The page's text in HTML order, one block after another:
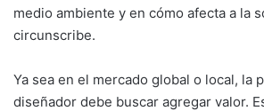
medio ambiente y en cómo afecta a la
circunscribe.
Ya sea en el mercado global o local, la
diseñador debe buscar agregar valor.